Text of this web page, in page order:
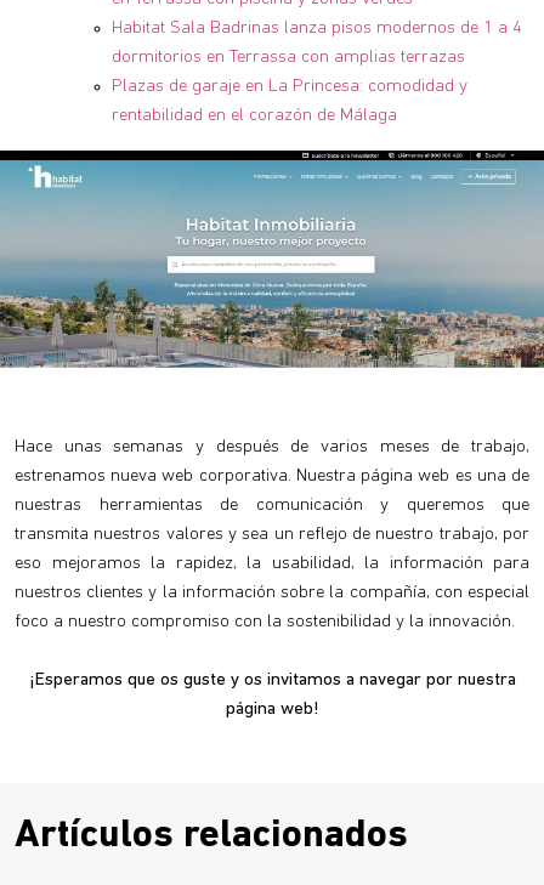
Habitat Sala Badrinas lanza pisos modernos de 1 a 4
dormitorios en Terrassa con amplias terrazas
Plazas de garaje en La Princesa: comodidad y
rentabilidad en el corazón de Málaga
Hace unas semanas y después de varios meses de trabajo,
estrenamos nueva web corporativa. Nuestra página web es una de
nuestras herramientas de comunicación y queremos que
transmita nuestros valores y sea un reflejo de nuestro trabajo, por
eso mejoramos la rapidez, la usabilidad, la información para
nuestros clientes y la información sobre la compañía, con especial
foco a nuestro compromiso con la sostenibilidad y la innovación.
¡Esperamos que os guste y os invitamos a navegar por nuestra
página web!
Artículos relacionados